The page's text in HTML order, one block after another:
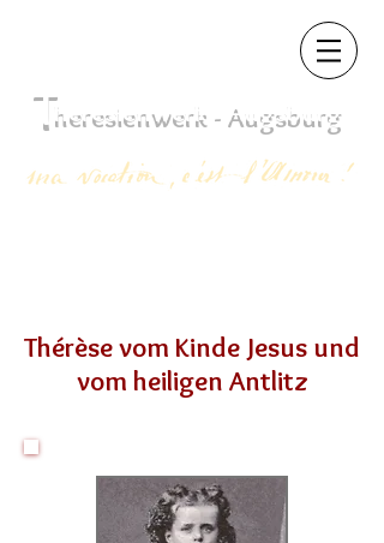
Theresienwerk - Augsburg
Thérèse vom Kinde Jesus und
vom heiligen Antlitz